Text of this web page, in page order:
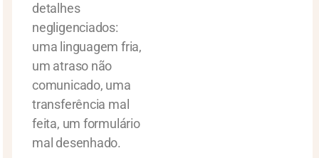
detalhes
negligenciados:
uma linguagem fria,
um atraso não
comunicado, uma
transferência mal
feita, um formulário
mal desenhado.